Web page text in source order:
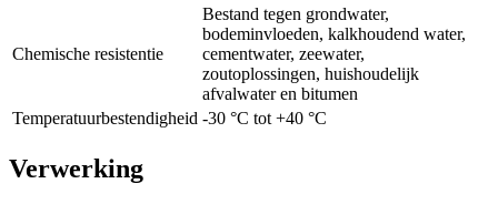
Chemische resistentie
Bestand tegen grondwater,
bodeminvloeden, kalkhoudend water,
cementwater, zeewater,
zoutoplossingen, huishoudelijk
afvalwater en bitumen
Temperatuurbestendigheid -30 °C tot +40 °C
Verwerking